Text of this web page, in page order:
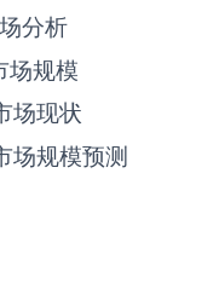
分析
场规模
场现状
场规模预测